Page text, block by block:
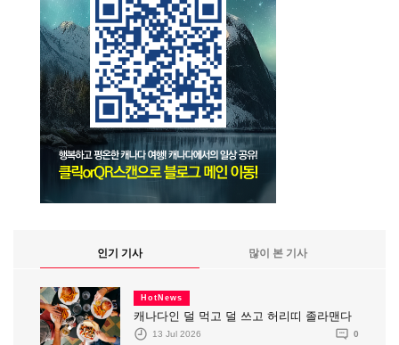
인기 기사 많이 본 기사
HotNews
캐나다인 덜 먹고 덜 쓰고 허리띠 졸라맨다
13 Jul 2026 0